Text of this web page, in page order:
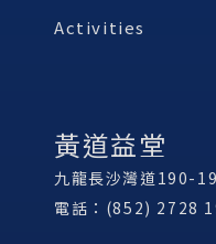
Activities
黃道益堂
九龍長沙灣道190-
電話：(852) 2728